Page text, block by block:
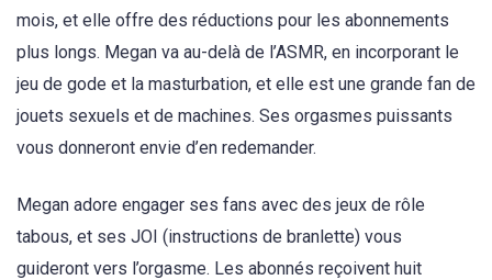
mois, et elle offre des réductions pour les abonnements
plus longs. Megan va au-delà de l’ASMR, en incorporant le
jeu de gode et la masturbation, et elle est une grande fan de
jouets sexuels et de machines. Ses orgasmes puissants
vous donneront envie d’en redemander.
Megan adore engager ses fans avec des jeux de rôle
tabous, et ses JOI (instructions de branlette) vous
guideront vers l’orgasme. Les abonnés reçoivent huit